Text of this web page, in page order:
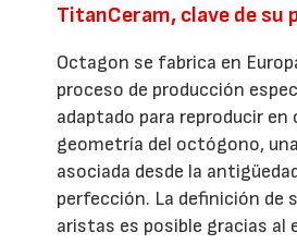
TitanCeram, clave de su
Octagon se fabrica en
proceso de producción
adaptado para reproducir en
geometría del octógono,
asociada desde la
perfección. La definición de
aristas es posible gracias al